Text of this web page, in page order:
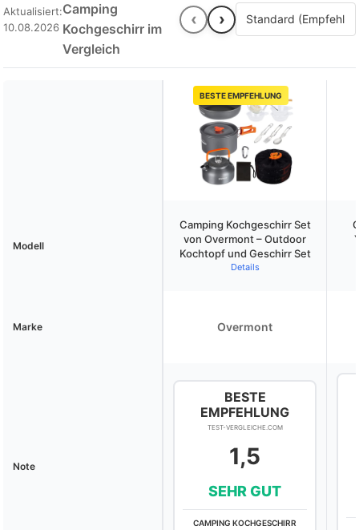
Aktualisiert:
10.08.2026
Camping
Kochgeschirr im
Vergleich
‹ ›
BESTE EMPFEHLUNG
Modell
Camping Kochgeschirr Set
von Overmont – Outdoor
Kochtopf und Geschirr Set
Details
Marke Overmont
Note
BESTE
EMPFEHLUNG
TEST-VERGLEICHE.COM
1,5
SEHR GUT
CAMPING KOCHGESCHIRR